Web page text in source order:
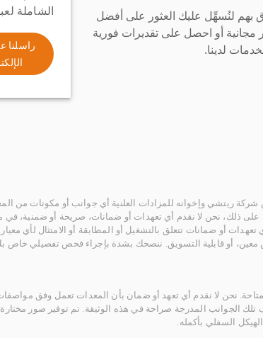
لنُسهِّل عليك العثور على أفضل
أو احصل على تقديرات فورية
لدينا.
الشاملة
راسلنا
ريتشي وإخوانه للمزادات العلنية أي جوانب أو مكونات من
ذلك، نحن لا نقدم أي تعهدات أو ضمانات، صريحة أو ضمنية، في
أو ضمانات تتعلق بالتشغيل أو المطابقة أو الامتثال لأي
معين، أو قابلية التسويق. ننصحك بشدة بإجراء فحص تفصيلي خاص
نحن لا نقدم أي تعهد أو ضمان بأن المعدات تعمل وفق
الجوانب المدرجة صراحة في هذه الوثيقة. تم توفير صور
السفلي بأكمله.